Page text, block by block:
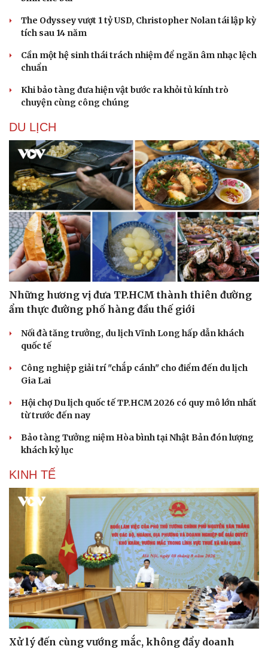
Văn hóa
Sân khấu - Điện ảnh
Văn học
Âm nhạc
Giải trí
Thời trang
The Odyssey vượt 1 tỷ USD, Christopher Nolan tái lập kỳ
tích sau 14 năm
Cần một hệ sinh thái trách nhiệm để ngăn âm nhạc lệch
chuẩn
Khi bảo tàng đưa hiện vật bước ra khỏi tủ kính trò
chuyện cùng công chúng
DU LỊCH
Những hương vị đưa TP.HCM thành thiên đường
ẩm thực đường phố hàng đầu thế giới
Nối đà tăng trưởng, du lịch Vĩnh Long hấp dẫn khách
quốc tế
Công nghiệp giải trí "chắp cánh" cho điểm đến du lịch
Gia Lai
Hội chợ Du lịch quốc tế TP.HCM 2026 có quy mô lớn nhất
từ trước đến nay
Bảo tàng Tưởng niệm Hòa bình tại Nhật Bản đón lượng
khách kỷ lục
KINH TẾ
Xử lý đến cùng vướng mắc, không đẩy doanh